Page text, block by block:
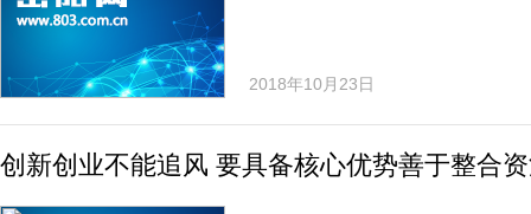
2018年10月23日
创新创业不能追风 要具备核心优势善于整合